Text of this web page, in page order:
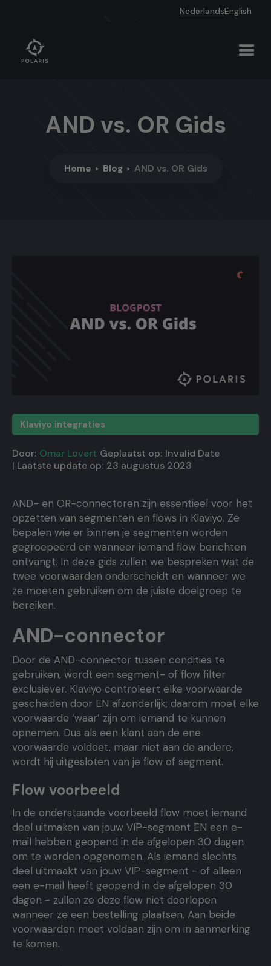
NederlandsEnglish
AND vs. OR Gids
Home Blog AND vs. OR Gids
Klaviyo integraties
Door: Omar Lovert Geplaatst op: Invalid Date
| Laatste update op: 23 augustus 2023
AND- en OR-connectoren zijn essentieel voor het
opzetten van segmenten en flows in Klaviyo. Ze
bepalen wie er binnen je segmenten worden
gegroepeerd en wanneer iemand flow berichten
ontvangt. In deze gids zullen we bespreken wat de
twee voorwaarden onderscheidt en wanneer we
ze moeten gebruiken om de juiste doelgroep te
bereiken.
AND-connector
Door de AND-connector tussen condities te
gebruiken, wordt een segment- of flow filter
exclusiever. Klaviyo controleert elke voorwaarde
gescheiden door EN afzonderlijk; daarom moet elke
voorwaarde ‘waar’ zijn om iemand te kunnen
opnemen. Dus als een klant aan de ene
voorwaarde voldoet, maar niet aan de andere,
wordt hij uitgesloten van je flow of segment.
Flow voorbeeld
In de onderstaande voorbeeld flow moet iemand
deel uitmaken van jouw VIP-segment EN een e-
mail hebben geopend in de afgelopen 30 dagen
om te worden opgenomen. Als iemand slechts
deel uitmaakt van jouw VIP-segment - of alleen
een e-mail heeft geopend in de afgelopen 30
dagen - zullen ze deze flow niet doorlopen
wanneer ze een bestelling plaatsen. Aan beide
voorwaarden moet voldaan zijn om in aanmerking
te komen.